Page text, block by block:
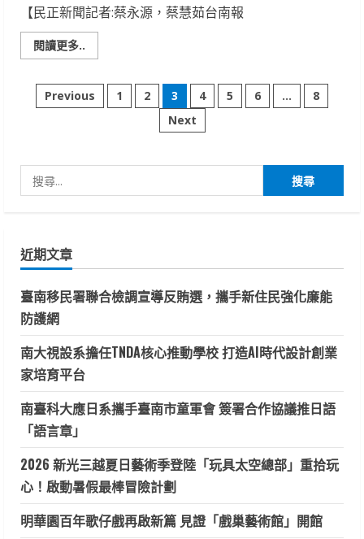
【民正新聞記者:蔡永源，蔡慧茹台南報
閱讀更多..
more
在
點
－
恆
文
分
頁
Previous 1 2 3 4 5 6 ...
8
Next
尋
字:
近期文章
臺南移民署聯合檢調宣導反賄選，攜手新住民強化廉能
防護網
南大視設系擔任TNDA核心推動學校 打造AI時代設計創業
家培育平台
南臺科大應日系攜手臺南市童軍會 簽署合作協議推日語
「語言章」
2026 新光三越夏日藝術季登陸「玩具太空總部」重拾玩
心！啟動暑假最棒冒險計劃
明華園百年歌仔戲再啟新篇 見證「戲巢藝術館」開館